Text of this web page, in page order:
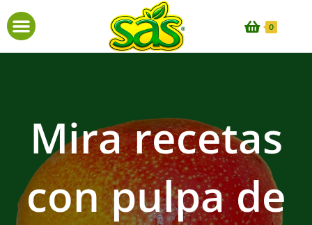
0
Mira recetas
con pulpa de